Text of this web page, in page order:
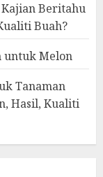
Beritahu
Buah?
untuk Melon
Tanaman
Hasil, Kualiti